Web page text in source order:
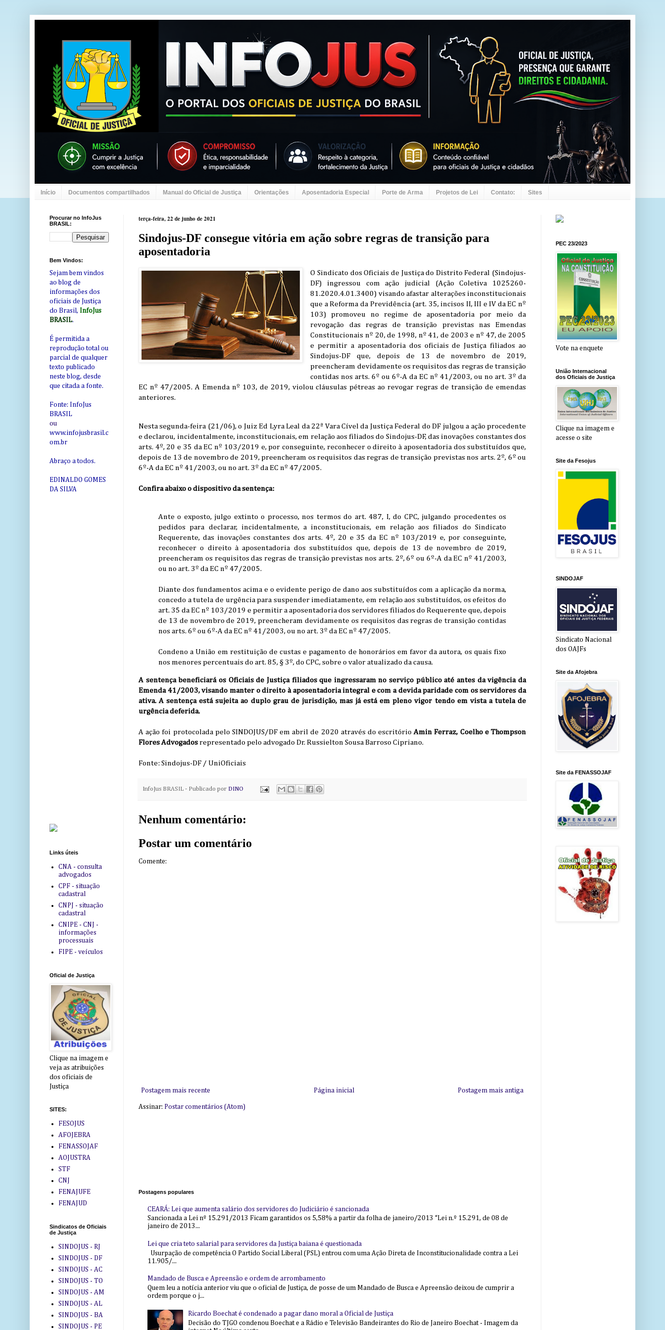
Início Documentos compartilhados Manual do Oficial de Justiça Orientações Aposentadoria Especial Porte de Arma Projetos de Lei Contato: Sites
terça-feira, 22 de junho de 2021
Sindojus-DF consegue vitória em ação sobre regras de transição para
aposentadoria
O Sindicato dos Oficiais de Justiça do Distrito Federal (Sindojus-
DF) ingressou com ação judicial (Ação Coletiva 1025260-
81.2020.4.01.3400) visando afastar alterações inconstitucionais
que a Reforma da Previdência (art. 35, incisos II, III e IV da EC nº
103) promoveu no regime de aposentadoria por meio da
revogação das regras de transição previstas nas Emendas
Constitucionais nº 20, de 1998, nº 41, de 2003 e nº 47, de 2005
e permitir a aposentadoria dos oficiais de Justiça filiados ao
Sindojus-DF que, depois de 13 de novembro de 2019,
preencheram devidamente os requisitos das regras de transição
contidas nos arts. 6º ou 6º-A da EC nº 41/2003, ou no art. 3º da
EC nº 47/2005. A Emenda nº 103, de 2019, violou cláusulas pétreas ao revogar regras de transição de emendas
anteriores.
Nesta segunda-feira (21/06), o Juiz Ed Lyra Leal da 22ª Vara Cível da Justiça Federal do DF julgou a ação procedente
e declarou, incidentalmente, inconstitucionais, em relação aos filiados do Sindojus-DF, das inovações constantes dos
arts. 4º, 20 e 35 da EC nº 103/2019 e, por conseguinte, reconhecer o direito à aposentadoria dos substituídos que,
depois de 13 de novembro de 2019, preencheram os requisitos das regras de transição previstas nos arts. 2º, 6º ou
6º-A da EC nº 41/2003, ou no art. 3º da EC nº 47/2005.
Confira abaixo o dispositivo da sentença:
Ante o exposto, julgo extinto o processo, nos termos do art. 487, I, do CPC, julgando procedentes os
pedidos para declarar, incidentalmente, a inconstitucionais, em relação aos filiados do Sindicato
Requerente, das inovações constantes dos arts. 4º, 20 e 35 da EC nº 103/2019 e, por conseguinte,
reconhecer o direito à aposentadoria dos substituídos que, depois de 13 de novembro de 2019,
preencheram os requisitos das regras de transição previstas nos arts. 2º, 6º ou 6º-A da EC nº 41/2003,
ou no art. 3º da EC nº 47/2005.
Diante dos fundamentos acima e o evidente perigo de dano aos substituídos com a aplicação da norma,
concedo a tutela de urgência para suspender imediatamente, em relação aos substituídos, os efeitos do
art. 35 da EC nº 103/2019 e permitir a aposentadoria dos servidores filiados do Requerente que, depois
de 13 de novembro de 2019, preencheram devidamente os requisitos das regras de transição contidas
nos arts. 6º ou 6º-A da EC nº 41/2003, ou no art. 3º da EC nº 47/2005.
Condeno a União em restituição de custas e pagamento de honorários em favor da autora, os quais fixo
nos menores percentuais do art. 85, § 3º, do CPC, sobre o valor atualizado da causa.
A sentença beneficiará os Oficiais de Justiça filiados que ingressaram no serviço público até antes da vigência da
Emenda 41/2003, visando manter o direito à aposentadoria integral e com a devida paridade com os servidores da
ativa. A sentença está sujeita ao duplo grau de jurisdição, mas já está em pleno vigor tendo em vista a tutela de
urgência deferida.
A ação foi protocolada pelo SINDOJUS/DF em abril de 2020 através do escritórioAmin Ferraz, Coelho e Thompson
Flores Advogados representado pelo advogado Dr. Russielton Sousa Barroso Cipriano.
Fonte: Sindojus-DF / UniOficiais
InfoJus BRASIL - Publicado por DINO
Nenhum comentário:
Postar um comentário
Comente:
Postagem mais recente Postagem mais antiga
Página inicial
Assinar: Postar comentários (Atom)
Postagens populares
CEARÁ: Lei que aumenta salário dos servidores do Judiciário é sancionada
Sancionada a Lei nº 15.291/2013 Ficam garantidos os 5,58% a partir da folha de janeiro/2013 “Lei n.º 15.291, de 08 de
janeiro de 2013...
Lei que cria teto salarial para servidores da Justiça baiana é questionada
Usurpação de competência O Partido Social Liberal (PSL) entrou com uma Ação Direta de Inconstitucionalidade contra a Lei
11.905/...
Mandado de Busca e Apreensão e ordem de arrombamento
Quem leu a notícia anterior viu que o oficial de Justiça, de posse de um Mandado de Busca e Apreensão deixou de cumprir a
ordem porque o j...
Ricardo Boechat é condenado a pagar dano moral a Oficial de Justiça
Decisão do TJGO condenou Boechat e a Rádio e Televisão Bandeirantes do Rio de Janeiro Boechat - Imagem da
Procurar no InfoJus
BRASIL:
Bem Vindos:
Sejam bem vindos
ao blog de
informações dos
oficiais de Justiça
do Brasil, InfoJus
BRASIL.
É permitida a
reprodução total ou
parcial de qualquer
texto publicado
neste blog, desde
que citada a fonte.
Fonte: InfoJus
BRASIL
ou
www.infojusbrasil.c
om.br
Abraço a todos.
EDINALDO GOMES
DA SILVA
Links úteis
CNA - consulta
advogados
CPF - situação
cadastral
CNPJ - situação
cadastral
CNIPE - CNJ -
informações
processuais
FIPE - veículos
Oficial de Justiça
Clique na imagem e
veja as atribuições
dos oficiais de
Justiça
SITES:
FESOJUS
AFOJEBRA
FENASSOJAF
AOJUSTRA
STF
CNJ
FENAJUFE
FENAJUD
Sindicatos de Oficiais
de Justiça
SINDOJUS - RJ
SINDOJUS - DF
SINDOJUS - AC
SINDOJUS - TO
SINDOJUS - AM
SINDOJUS - AL
SINDOJUS - BA
SINDOJUS - PE
PEC 23/2023
Vote na enquete
União Internacional
dos Oficiais de Justiça
Clique na imagem e
acesse o site
Site da Fesojus
SINDOJAF
Sindicato Nacional
dos OAJFs
Site da Afojebra
Site da FENASSOJAF